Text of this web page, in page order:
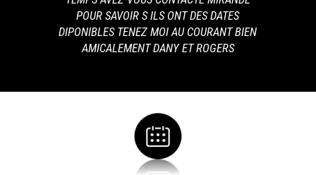
POUR SAVOIR S ILS ONT DES DATES
DIPONIBLES TENEZ MOI AU COURANT BIEN
AMICALEMENT DANY ET ROGERS